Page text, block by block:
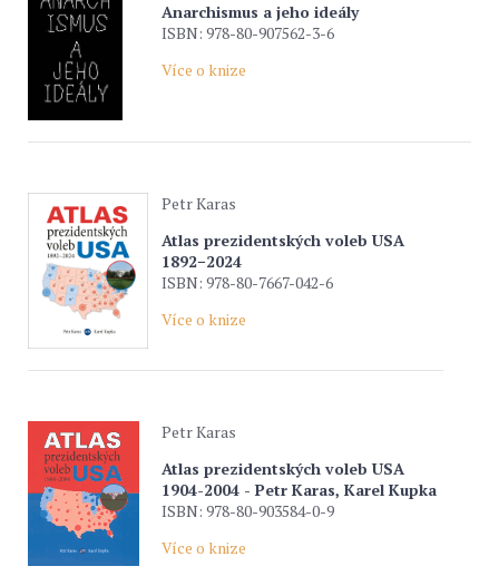
Anarchismus a jeho ideály
ISBN: 978-80-907562-3-6
Více o knize
Petr Karas
Atlas prezidentských voleb USA
1892−2024
ISBN: 978-80-7667-042-6
Více o knize
Petr Karas
Atlas prezidentských voleb USA
1904-2004 - Petr Karas, Karel Kupka
ISBN: 978-80-903584-0-9
Více o knize